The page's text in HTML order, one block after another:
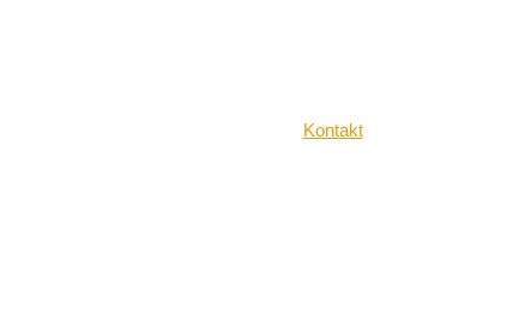
Kontakt